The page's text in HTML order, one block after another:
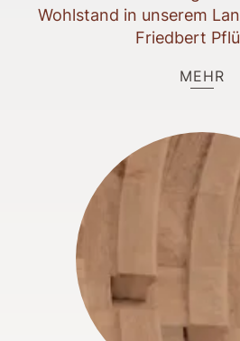
Wohlstand in unserem
Friedbert
MEHR